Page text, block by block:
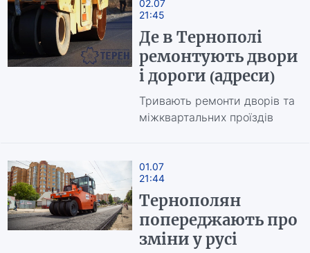
02.07
21:45
Де в Тернополі
ремонтують двори
і дороги (адреси)
Тривають ремонти дворів та
міжквартальних проїздів
01.07
21:44
Тернополян
попереджають про
зміни у русі